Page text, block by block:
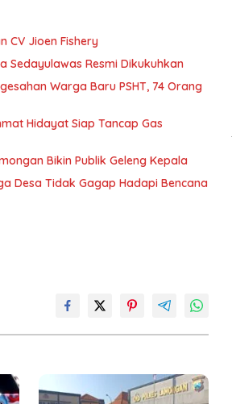
CV Jioen Fishery
Sedayulawas Resmi Dikukuhkan
Warga Baru PSHT, 74 Orang
Hidayat Siap Tancap Gas
Bikin Publik Geleng Kepala
Desa Tidak Gagap Hadapi Bencana